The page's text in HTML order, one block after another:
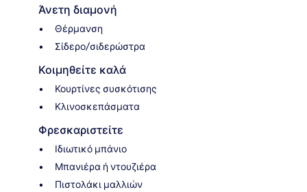
Άνετη διαμονή
Θέρμανση
Σίδερο/σιδερώστρα
Κοιμηθείτε καλά
Κουρτίνες συσκότισης
Κλινοσκεπάσματα
Φρεσκαριστείτε
Ιδιωτικό μπάνιο
Μπανιέρα ή ντουζιέρα
Πιστολάκι μαλλιών